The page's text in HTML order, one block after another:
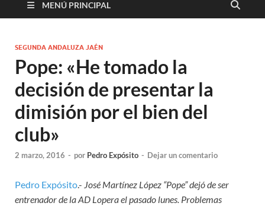
MENÚ PRINCIPAL
SEGUNDA ANDALUZA JAÉN
Pope: «He tomado la
decisión de presentar la
dimisión por el bien del
club»
2 marzo, 2016 - por Pedro Expósito - Dejar un comentario
Pedro Expósito.- José Martínez López “Pope” dejó de ser
entrenador de la AD Lopera el pasado lunes. Problemas